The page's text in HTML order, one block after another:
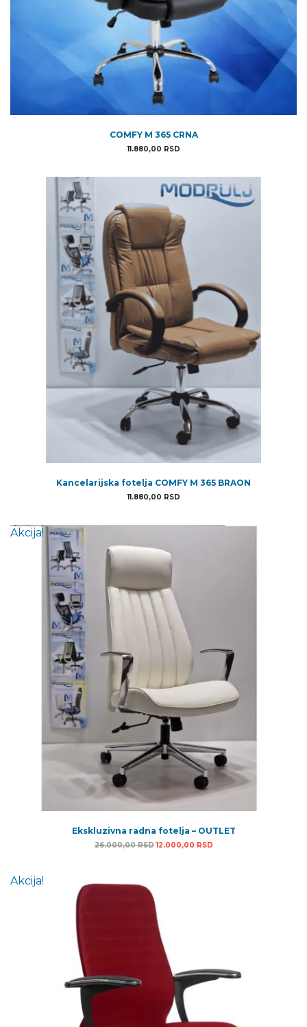
COMFY M 365 CRNA
11.880,00 RSD
Kancelarijska fotelja COMFY M 365 BRAON
11.880,00 RSD
Akcija!
Ekskluzivna radna fotelja – OUTLET
26.000,00RSDOriginalna cena je bila: 26.000,00
12.000,00 RSDTrenutna cena je:
Akcija!